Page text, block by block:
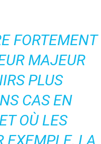
FORTEMENT
MAJEUR
PLUS
CAS EN
OÙ LES
EXEMPLE, LA